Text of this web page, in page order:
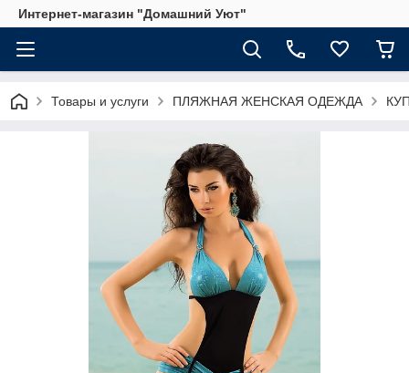
Интернет-магазин "Домашний Уют"
Товары и услуги ПЛЯЖНАЯ ЖЕНСКАЯ ОДЕЖДА